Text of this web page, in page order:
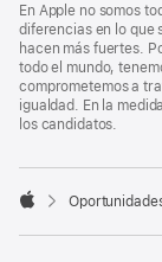
Footer
En Apple no somos
diferencias en lo que
hacen más fuertes.
todo el mundo,
comprometemos a
igualdad. En la
los candidatos.
